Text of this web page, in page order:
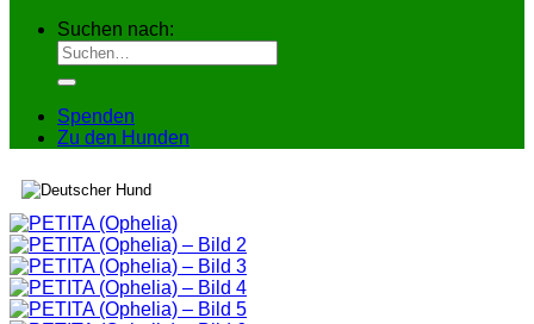
Suchen nach:
Spenden
Zu den Hunden